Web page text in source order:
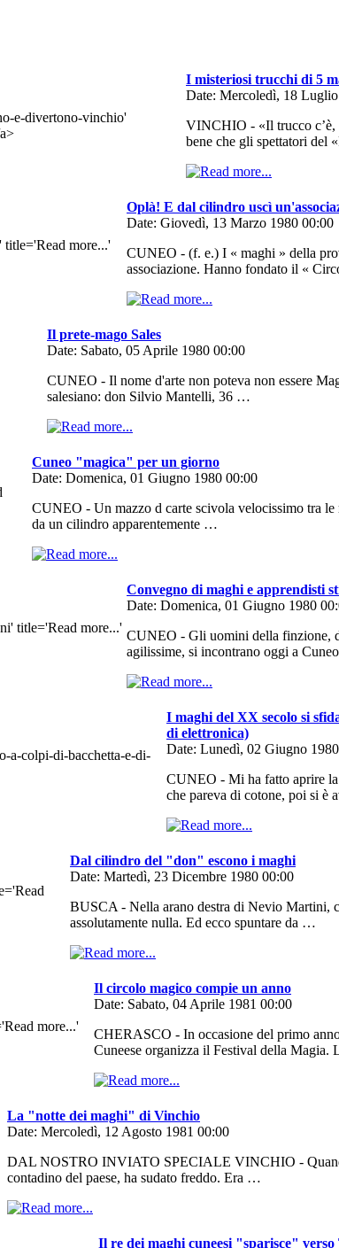
I misteriosi trucchi di 5
Date: Mercoledì, 18
VINCHIO - «Il trucco c’è,
bene che gli spettatori del
Oplà! E dal cilindro uscì
Date: Giovedì, 13 Marzo 1980 00:00
CUNEO - (f. e.) I « maghi » della
associazione. Hanno fondato il «
Il prete-mago Sales
Date: Sabato, 05 Aprile 1980 00:00
CUNEO - Il nome d'arte non poteva non essere
salesiano: don Silvio Mantelli, 36 …
Cuneo "magica" per un giorno
Date: Domenica, 01 Giugno 1980 00:00
CUNEO - Un mazzo d carte scivola velocissimo tra
da un cilindro apparentemente …
Convegno di maghi e apprendisti
Date: Domenica, 01 Giugno 1980
CUNEO - Gli uomini della finzione,
agilissime, si incontrano oggi a
I maghi del XX secolo si
di elettronica)
Date: Lunedì, 02 Giugno
CUNEO - Mi ha fatto aprire
che pareva di cotone, poi si è
Dal cilindro del "don" escono i maghi
Date: Martedì, 23 Dicembre 1980 00:00
BUSCA - Nella arano destra di Nevio Martini,
assolutamente nulla. Ed ecco spuntare da …
Il circolo magico compie un anno
Date: Sabato, 04 Aprile 1981 00:00
CHERASCO - In occasione del primo
Cuneese organizza il Festival della
La "notte dei maghi" di Vinchio
Date: Mercoledì, 12 Agosto 1981 00:00
DAL NOSTRO INVIATO SPECIALE VINCHIO -
contadino del paese, ha sudato freddo. Era …
Il re dei maghi cuneesi "sparisce"